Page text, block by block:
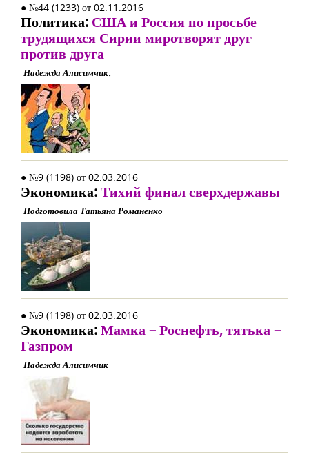
● №44 (1233) от 02.11.2016
Политика: США и Россия по просьбе
трудящихся Сирии миротворят друг
против друга
Надежда Алисимчик.
● №9 (1198) от 02.03.2016
Экономика:Тихий финал сверхдержавы
Подготовила Татьяна Романенко
● №9 (1198) от 02.03.2016
Экономика:Мамка – Роснефть, тятька –
Газпром
Надежда Алисимчик